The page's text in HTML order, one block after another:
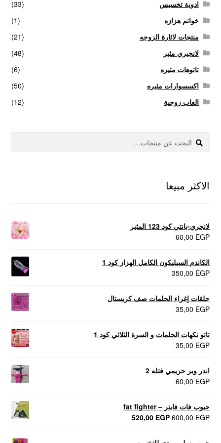
ادوية تخسيس
(33)
خواتم هزازه
(1)
منتجات لاثارة الزوجه
(21)
لانجيري مثير
(48)
تاتوهات مثيره
(6)
اكسسوارات مثيره
(50)
العاب زوجية
(12)
البحث
عن:
بحث
الاكثر مبيعا
لانجري-بانتي كود 123 المثير
60,00 EGP
الكاندم السيليكون الكامل الهزاز كود 1
350,00 EGP
حلقات إغراء الحلمات صف كريستال
35,00 EGP
تاتو نكهات الحلمات و السرة الثلاثي كود 1
35,00 EGP
اندر وير حريمي فتله 2
60,00 EGP
حبوب فات فايتر – fat fighter
600,00EGP
السعر520,00 EGP
السعر